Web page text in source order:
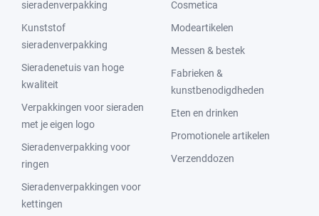
sieradenverpakking
Kunststof
sieradenverpakking
Sieradenetuis van hoge
kwaliteit
Verpakkingen voor sieraden
met je eigen logo
Sieradenverpakking voor
ringen
Sieradenverpakkingen voor
kettingen
Cosmetica
Modeartikelen
Messen & bestek
Fabrieken &
kunstbenodigdheden
Eten en drinken
Promotionele artikelen
Verzenddozen